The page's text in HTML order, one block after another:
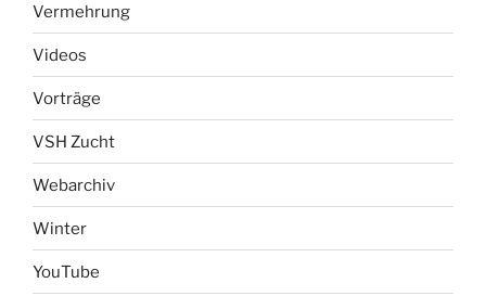
Vermehrung
Videos
Vorträge
VSH Zucht
Webarchiv
Winter
YouTube